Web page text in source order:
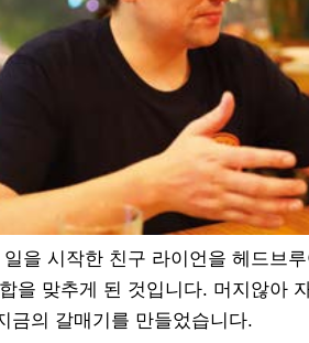
을 시작한 친구 라이언을 헤드브
을 맞추게 된 것입니다. 머지않아
금의 갈매기를 만들었습니다.